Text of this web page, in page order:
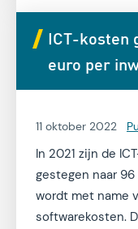
procent. Dit blijkt
Gemeenten
ICT-kosten
euro per
11 oktober 2022
In 2021 zijn de
gestegen naar
wordt met name
softwarekosten.